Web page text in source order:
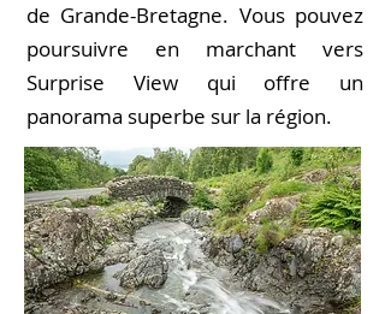
de Grande-Bretagne. Vous pouvez
poursuivre en marchant vers
Surprise View qui offre un
panorama superbe sur la région.